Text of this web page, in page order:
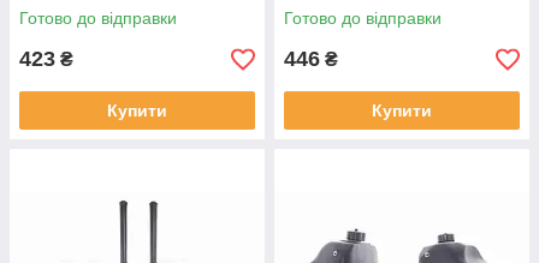
Готово до відправки
423 ₴
Купити
Готово до відправки
446 ₴
Купити